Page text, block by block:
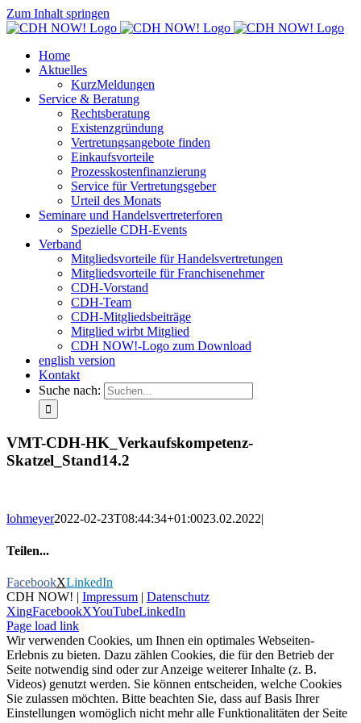
Zum Inhalt springen
Home
Aktuelles
KurzMeldungen
Service & Beratung
Rechtsberatung
Existenzgründung
Vertretungsangebote finden
Einkaufsvorteile
Prozesskostenfinanzierung
Service für Vertretungsgeber
Urteil des Monats
Seminare und Handelsvertreterforen
Spezielle CDH-Events
Verband
Mitgliedsvorteile für Handelsvertretungen
Mitgliedsvorteile für Franchisenehmer
CDH-Vorstand
CDH-Team
CDH-Mitgliedsbeiträge
Mitglied wirbt Mitglied
CDH NOW!-Logo zum Download
english version
Kontakt
Suche nach:
VMT-CDH-HK_Verkaufskompetenz-
Skatzel_Stand14.2
lohmeyer2022-02-23T08:44:34+01:0023.02.2022|
Teilen...
FacebookXLinkedIn
CDH NOW! | Impressum | Datenschutz
XingFacebookXYouTubeLinkedIn
Page load link
Wir verwenden Cookies, um Ihnen ein optimales Webseiten-
Erlebnis zu bieten. Dazu zählen Cookies, die für den Betrieb der
Seite notwendig sind oder zur Anzeige weiterer Inhalte (z. B.
Videos) genutzt werden. Sie können entscheiden, welche Cookies
Sie zulassen möchten. Bitte beachten Sie, dass auf Basis Ihrer
Einstellungen womöglich nicht mehr alle Funktionalitäten der Seite